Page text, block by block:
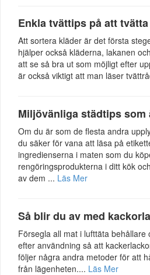
Enkla tvättips på att
Att sortera kläder är det första
hjälper också kläderna, lakanen
att se så bra ut som möjligt efter
är också viktigt att man läser
Miljövänliga städtips som
Om du är som de flesta andra
du säker för vana att läsa på
ingredienserna i maten som du
rengöringsprodukterna i ditt kök
av dem ... Läs Mer
Så blir du av med
Försegla all mat i lufttäta behållare
efter användning så att
följer några andra metoder för att
från lägenheten.... Läs Mer